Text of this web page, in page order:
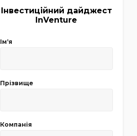
Інвестиційний дайджест
InVenture
Імʼя
Прізвище
Компанія